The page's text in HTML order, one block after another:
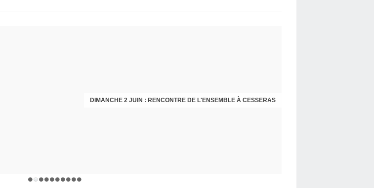
DIMANCHE 2 JUIN : RENCONTRE DE L'ENSEMBLE À CESSERAS